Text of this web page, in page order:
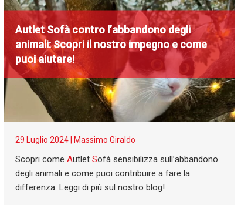
AutletSofà contro l’abbandono degli
animali: Scopri il nostro impegno e come
puoi aiutare!
29 Luglio 2024 | Massimo Giraldo
Scopri come Autlet Sofà sensibilizza sull’abbandono
degli animali e come puoi contribuire a fare la
differenza. Leggi di più sul nostro blog!